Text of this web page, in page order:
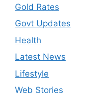
Gold Rates
Govt Updates
Health
Latest News
Lifestyle
Web Stories